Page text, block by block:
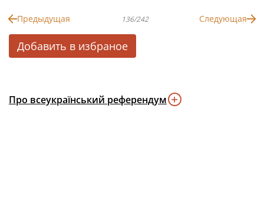
Предыдущая 136/242 Следующая
Добавить в избраное
Про всеукраїнський референдум